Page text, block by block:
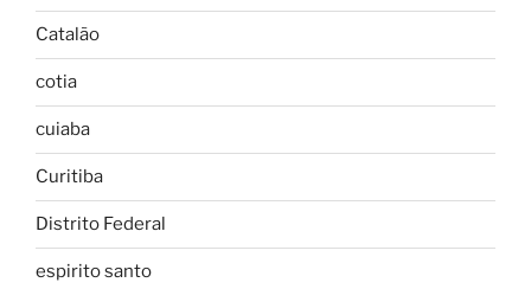
Catalão
cotia
cuiaba
Curitiba
Distrito Federal
espirito santo